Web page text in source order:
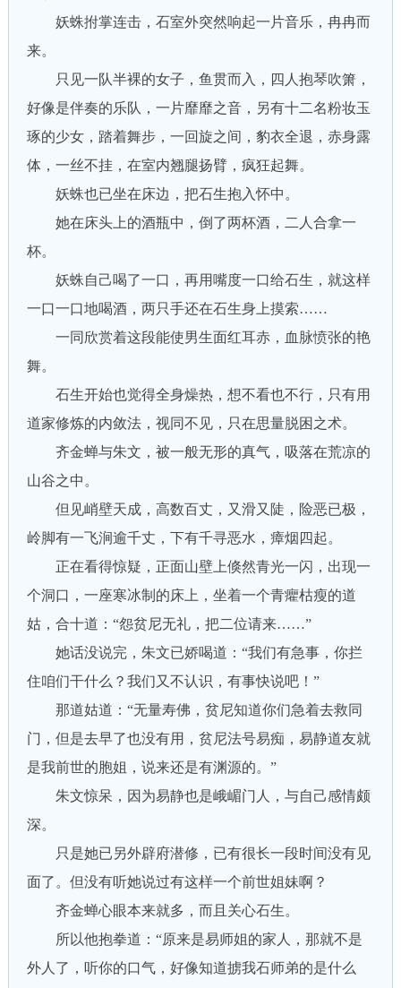
妖蛛拊掌连击，石室外突然响起一片音乐，冉冉而
来。
只见一队半裸的女子，鱼贯而入，四人抱琴吹箫，
好像是伴奏的乐队，一片靡靡之音，另有十二名粉妆玉
琢的少女，踏着舞步，一回旋之间，豹衣全退，赤身露
体，一丝不挂，在室内翘腿扬臂，疯狂起舞。
妖蛛也已坐在床边，把石生抱入怀中。
她在床头上的酒瓶中，倒了两杯酒，二人合拿一
杯。
妖蛛自己喝了一口，再用嘴度一口给石生，就这样
一口一口地喝酒，两只手还在石生身上摸索……
一同欣赏着这段能使男生面红耳赤，血脉愤张的艳
舞。
石生开始也觉得全身燥热，想不看也不行，只有用
道家修炼的内敛法，视同不见，只在思量脱困之术。
齐金蝉与朱文，被一般无形的真气，吸落在荒凉的
山谷之中。
但见峭壁天成，高数百丈，又滑又陡，险恶已极，
岭脚有一飞涧逾千丈，下有千寻恶水，瘴烟四起。
正在看得惊疑，正面山壁上倏然青光一闪，出现一
个洞口，一座寒冰制的床上，坐着一个青癯枯瘦的道
姑，合十道：“怨贫尼无礼，把二位请来……”
她话没说完，朱文已娇喝道：“我们有急事，你拦
住咱们干什么？我们又不认识，有事快说吧！”
那道姑道：“无量寿佛，贫尼知道你们急着去救同
门，但是去早了也没有用，贫尼法号易痴，易静道友就
是我前世的胞姐，说来还是有渊源的。”
朱文惊呆，因为易静也是峨嵋门人，与自己感情颇
深。
只是她已另外辟府潜修，已有很长一段时间没有见
面了。但没有听她说过有这样一个前世姐妹啊？
齐金蝉心眼本来就多，而且关心石生。
所以他抱拳道：“原来是易师姐的家人，那就不是
外人了，听你的口气，好像知道掳我石师弟的是什么